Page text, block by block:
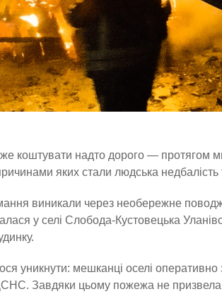
коштувати надто дорого — протягом
яких стали людська недбалість
виникали через необережне
у селі Слобода-Кустовецька
уникнути: мешканці оселі
Завдяки цьому пожежа не призвела